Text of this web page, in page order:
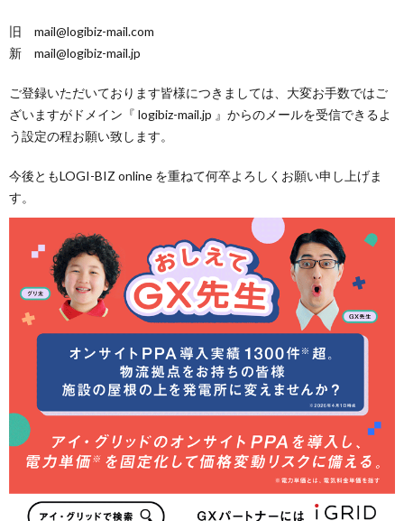
旧 mail@logibiz-mail.com
新 mail@logibiz-mail.jp
ご登録いただいております皆様につきましては、大変お手数ではご
ざいますがドメイン『 logibiz-mail.jp 』からのメールを受信できるよ
う設定の程お願い致します。
今後ともLOGI-BIZ online を重ねて何卒よろしくお願い申し上げま
す。